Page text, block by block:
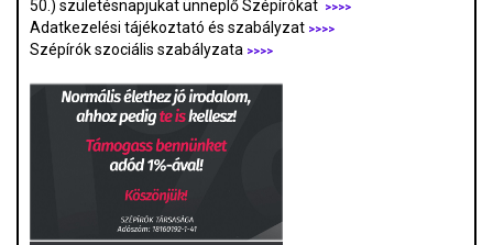
50.) születésnapjukat ünneplő Szépírókat
>>>>
Adatkezelési tájékoztató és szabályzat >>>>
Szépírók szociális szabályzata >>>>